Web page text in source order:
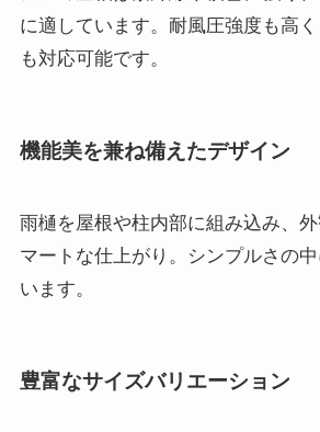
に適しています。耐風圧強度も高
も対応可能です。
機能美を兼ね備えたデザイン
雨樋を屋根や柱内部に組み込み、
マートな仕上がり。シンプルさの
います。
豊富なサイズバリエーション